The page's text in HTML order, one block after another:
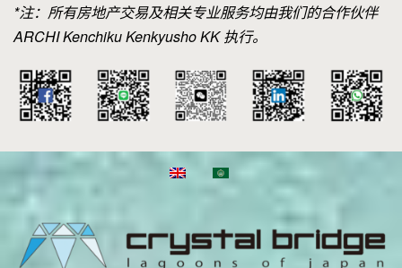
*注：所有房地产交易及相关专业服务均由我们的合作伙伴
ARCHI Kenchiku Kenkyusho KK 执行。